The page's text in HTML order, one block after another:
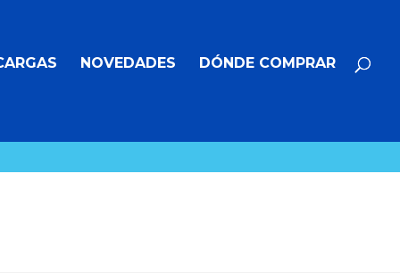
NOVEDADES DÓNDE COMPRAR
productos